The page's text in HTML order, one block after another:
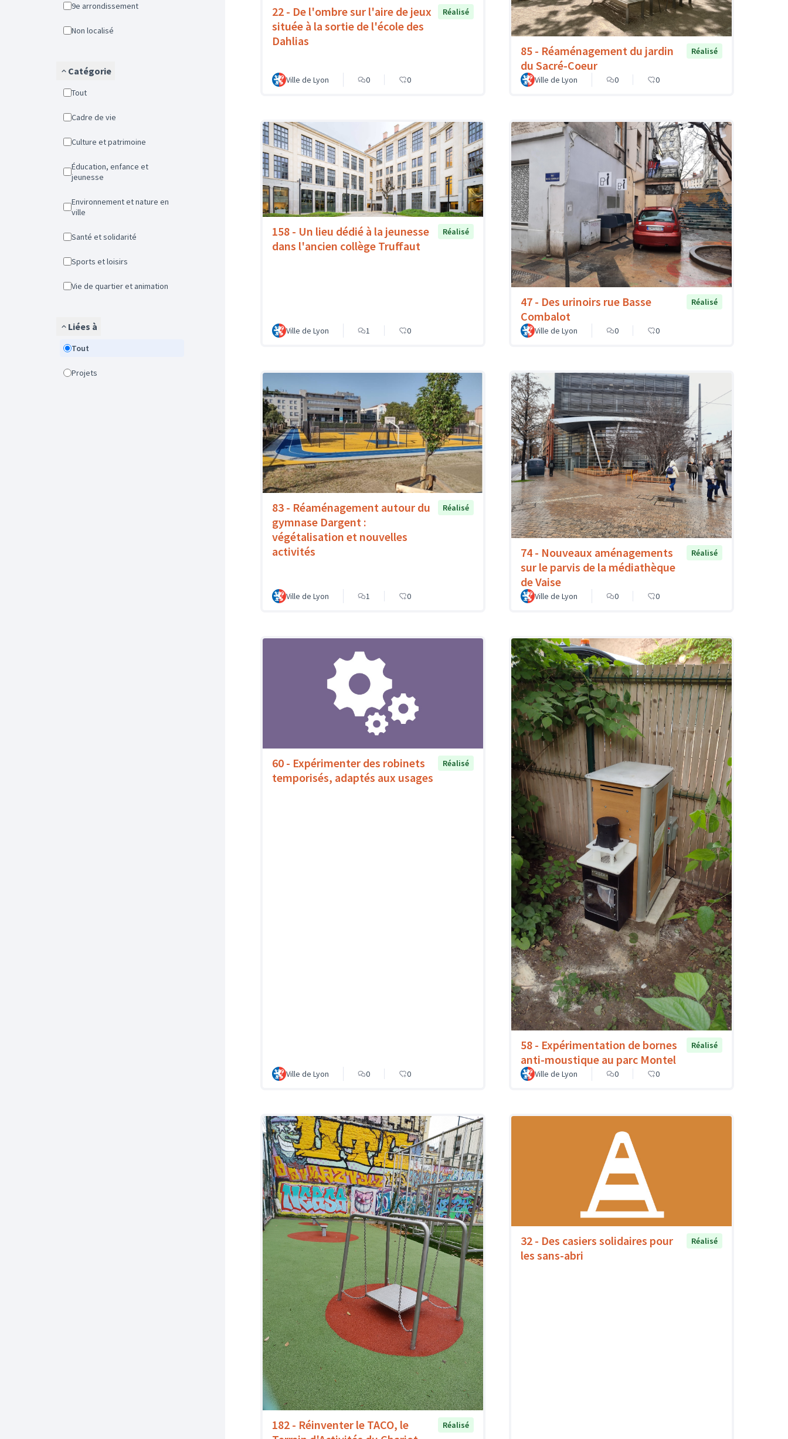
9e arrondissement
Non localisé
Catégorie
Tout
Cadre de vie
Culture et patrimoine
Éducation, enfance et
jeunesse
Environnement et nature en
ville
Santé et solidarité
Sports et loisirs
Vie de quartier et animation
Liées à
Tout
Projets
22 - De l'ombre sur l'aire de jeux
située à la sortie de l'école des
Dahlias
Réalisé
Ville de Lyon 0 0
85 - Réaménagement du jardin
du Sacré-Coeur
Réalisé
Ville de Lyon 0 0
158 - Un lieu dédié à la jeunesse
dans l'ancien collège Truffaut
Réalisé
Ville de Lyon 1 0
47 - Des urinoirs rue Basse
Combalot
Réalisé
Ville de Lyon 0 0
83 - Réaménagement autour du
gymnase Dargent :
végétalisation et nouvelles
activités
Réalisé
Ville de Lyon 1 0
74 - Nouveaux aménagements
sur le parvis de la médiathèque
de Vaise
Réalisé
Ville de Lyon 0 0
60 - Expérimenter des robinets
temporisés, adaptés aux usages
Réalisé
Ville de Lyon 0 0
58 - Expérimentation de bornes
anti-moustique au parc Montel
Réalisé
Ville de Lyon 0 0
182 - Réinventer le TACO, le
Réalisé
32 - Des casiers solidaires pour
les sans-abri
Réalisé